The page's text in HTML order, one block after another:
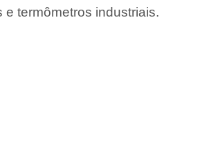
e termômetros industriais.